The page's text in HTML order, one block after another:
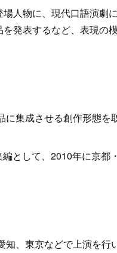
人物に、現代口語演劇
発表するなど、表現の
集成させる創作形態を
として、2010年に京都
、東京などで上演を行い